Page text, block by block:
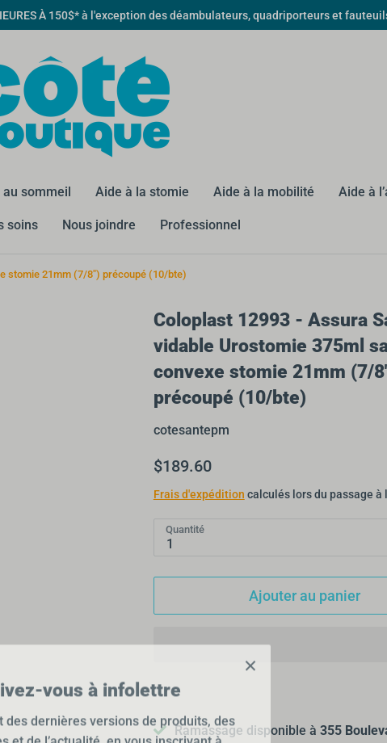
À 150$* à l'exception des déambulateurs, quadriporteurs et
au sommeil Aide à la stomie Aide à la mobilité Aide à
soins Nous joindre Professionnel
stomie 21mm (7/8") précoupé (10/bte)
Coloplast 12993 - Assura
vidable Urostomie 375ml
convexe stomie 21mm (7/
précoupé (10/bte)
cotesantepm
$189.60
Frais d'expédition calculés lors du passage à
Quantité
1
Ajouter au panier
Ramassage disponible à 355
des dernières versions de produits, des
et de l’actualité, en vous inscrivant à
notre infolettre.